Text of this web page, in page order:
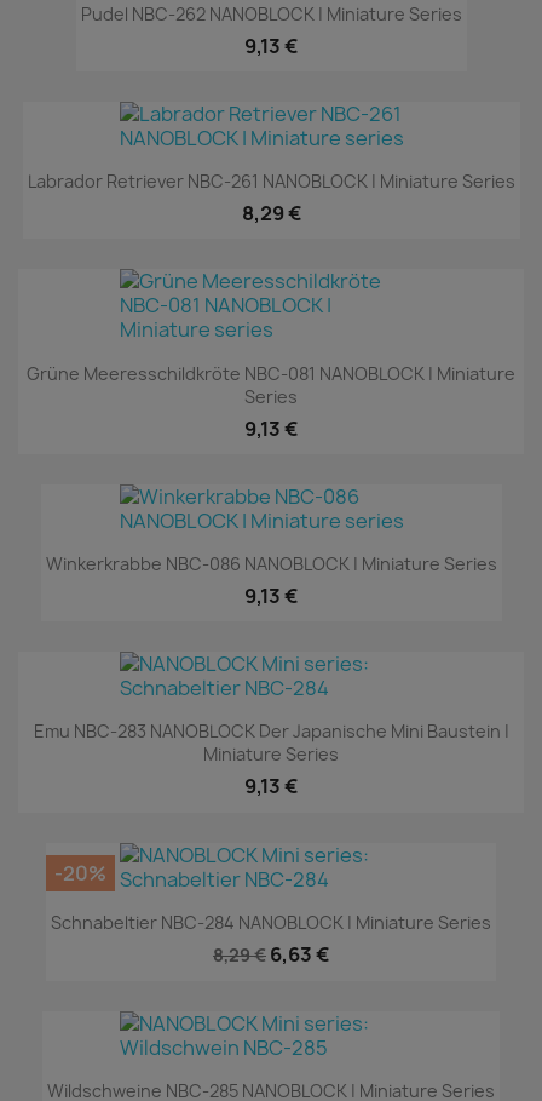
Pudel NBC-262 NANOBLOCK | Miniature Series
9,13 €
Labrador Retriever NBC-261 NANOBLOCK | Miniature Series
8,29 €
Grüne Meeresschildkröte NBC-081 NANOBLOCK | Miniature
Series
9,13 €
Winkerkrabbe NBC-086 NANOBLOCK | Miniature Series
9,13 €
Emu NBC-283 NANOBLOCK Der Japanische Mini Baustein |
Miniature Series
9,13 €
Schnabeltier NBC-284 NANOBLOCK | Miniature Series
8,29 € 6,63 €
-20%
Wildschweine NBC-285 NANOBLOCK | Miniature Series